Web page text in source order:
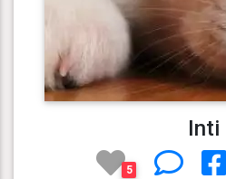
Inti
5